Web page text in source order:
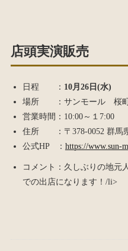
店頭実演販売
日程 ： 10月26日(水)
場所 ：サンモール 桜
営業時間：10:00～１7:00
住所 ：〒378-0052 群馬
公式HP ： https://www.sun-
コメント：久しぶりの地元
での出店になります！/li>